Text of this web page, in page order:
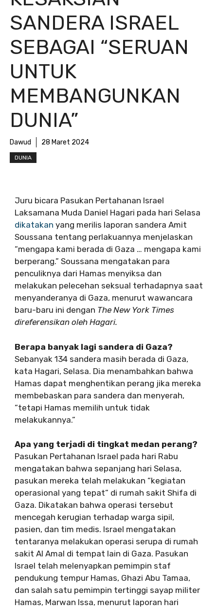
SANDERA ISRAEL
SEBAGAI “SERUAN
UNTUK
MEMBANGUNKAN
DUNIA”
Dawud 28 Maret 2024
DUNIA
Juru bicara Pasukan Pertahanan Israel
Laksamana Muda Daniel Hagari pada hari Selasa
dikatakan yang merilis laporan sandera Amit
Soussana tentang perlakuannya menjelaskan
“mengapa kami berada di Gaza … mengapa kami
berperang.” Soussana mengatakan para
penculiknya dari Hamas menyiksa dan
melakukan pelecehan seksual terhadapnya saat
menyanderanya di Gaza, menurut wawancara
baru-baru ini dengan The New York Times
direferensikan oleh Hagari.
Berapa banyak lagi sandera di Gaza?
Sebanyak 134 sandera masih berada di Gaza,
kata Hagari, Selasa. Dia menambahkan bahwa
Hamas dapat menghentikan perang jika mereka
membebaskan para sandera dan menyerah,
“tetapi Hamas memilih untuk tidak
melakukannya.”
Apa yang terjadi di tingkat medan perang?
Pasukan Pertahanan Israel pada hari Rabu
mengatakan bahwa sepanjang hari Selasa,
pasukan mereka telah melakukan “kegiatan
operasional yang tepat” di rumah sakit Shifa di
Gaza. Dikatakan bahwa operasi tersebut
mencegah kerugian terhadap warga sipil,
pasien, dan tim medis. Israel mengatakan
tentaranya melakukan operasi serupa di rumah
sakit Al Amal di tempat lain di Gaza. Pasukan
Israel telah melenyapkan pemimpin staf
pendukung tempur Hamas, Ghazi Abu Tamaa,
dan salah satu pemimpin tertinggi sayap militer
Hamas, Marwan Issa, menurut laporan hari